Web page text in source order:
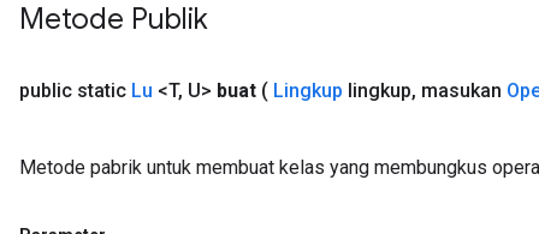
Metode Publik
public static Lu <T, U> buat ( Lingkup lingkup, masukan
Metode pabrik untuk membuat kelas yang membungkus